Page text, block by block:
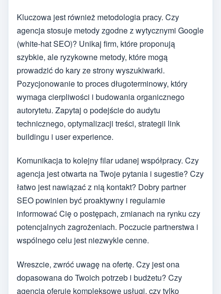
Kluczowa jest również metodologia pracy. Czy
agencja stosuje metody zgodne z wytycznymi Google
(white-hat SEO)? Unikaj firm, które proponują
szybkie, ale ryzykowne metody, które mogą
prowadzić do kary ze strony wyszukiwarki.
Pozycjonowanie to proces długoterminowy, który
wymaga cierpliwości i budowania organicznego
autorytetu. Zapytaj o podejście do audytu
technicznego, optymalizacji treści, strategii link
buildingu i user experience.
Komunikacja to kolejny filar udanej współpracy. Czy
agencja jest otwarta na Twoje pytania i sugestie? Czy
łatwo jest nawiązać z nią kontakt? Dobry partner
SEO powinien być proaktywny i regularnie
informować Cię o postępach, zmianach na rynku czy
potencjalnych zagrożeniach. Poczucie partnerstwa i
wspólnego celu jest niezwykle cenne.
Wreszcie, zwróć uwagę na ofertę. Czy jest ona
dopasowana do Twoich potrzeb i budżetu? Czy
agencja oferuje kompleksowe usługi, czy tylko